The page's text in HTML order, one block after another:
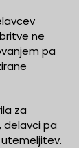
ne
pa
za
delavci pa